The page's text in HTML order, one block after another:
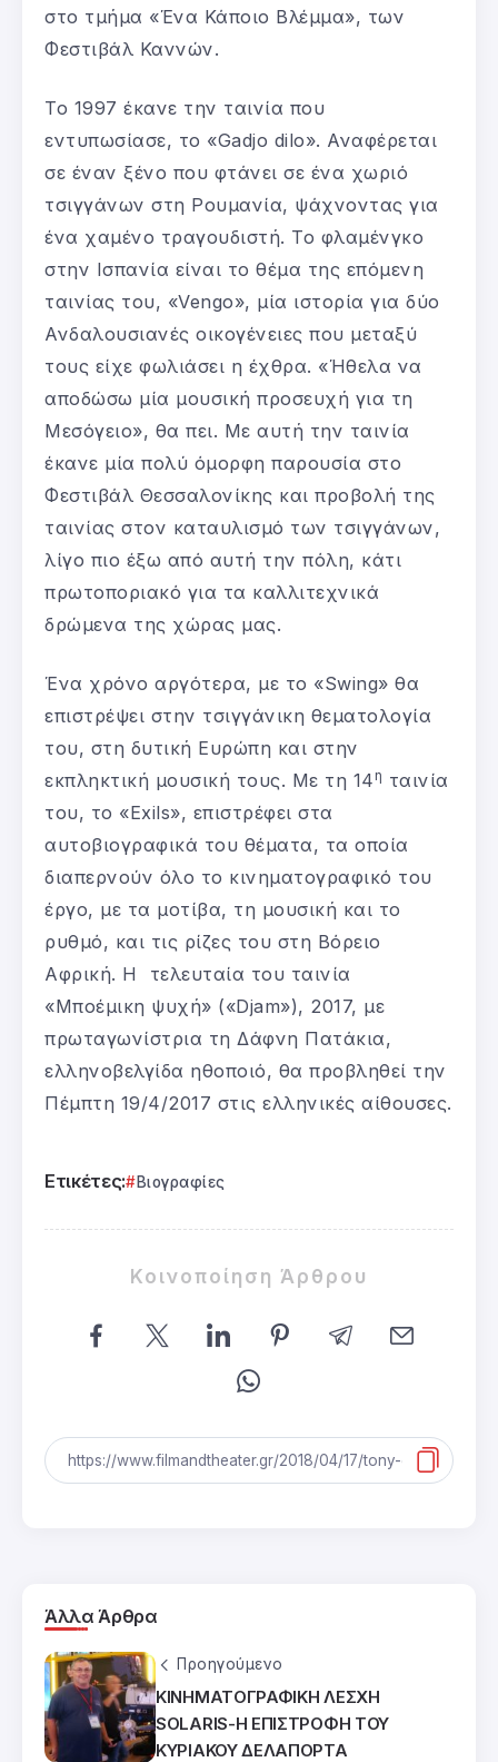
στο τμήμα «Ένα Κάποιο Βλέμμα», των
Φεστιβάλ Καννών.
Το 1997 έκανε την ταινία που
εντυπωσίασε, το «Gadjo dilo». Αναφέρεται
σε έναν ξένο που φτάνει σε ένα χωριό
τσιγγάνων στη Ρουμανία, ψάχνοντας για
ένα χαμένο τραγουδιστή. Το φλαμένγκο
στην Ισπανία είναι το θέμα της επόμενη
ταινίας του, «Vengo», μία ιστορία για δύο
Ανδαλουσιανές οικογένειες που μεταξύ
τους είχε φωλιάσει η έχθρα. «Ήθελα να
αποδώσω μία μουσική προσευχή για τη
Μεσόγειο», θα πει. Με αυτή την ταινία
έκανε μία πολύ όμορφη παρουσία στο
Φεστιβάλ Θεσσαλονίκης και προβολή της
ταινίας στον καταυλισμό των τσιγγάνων,
λίγο πιο έξω από αυτή την πόλη, κάτι
πρωτοποριακό για τα καλλιτεχνικά
δρώμενα της χώρας μας.
Ένα χρόνο αργότερα, με το «Swing» θα
επιστρέψει στην τσιγγάνικη θεματολογία
του, στη δυτική Ευρώπη και στην
εκπληκτική μουσική τους. Με τη 14 η ταινία
του, το «Exils», επιστρέφει στα
αυτοβιογραφικά του θέματα, τα οποία
διαπερνούν όλο το κινηματογραφικό του
έργο, με τα μοτίβα, τη μουσική και το
ρυθμό, και τις ρίζες του στη Βόρειο
Αφρική. Η τελευταία του ταινία
«Μποέμικη ψυχή» («Djam»), 2017, με
πρωταγωνίστρια τη Δάφνη Πατάκια,
ελληνοβελγίδα ηθοποιό, θα προβληθεί την
Πέμπτη 19/4/2017 στις ελληνικές αίθουσες.
Ετικέτες: Βιογραφίες
Κοινοποίηση Άρθρου
Άλλα Άρθρα
Προηγούμενο
ΚΙΝΗΜΑΤΟΓΡΑΦΙΚΗ ΛΕΣΧΗ
SOLARIS-Η ΕΠΙΣΤΡΟΦΗ ΤΟΥ
ΚΥΡΙΑΚΟΥ ΔΕΛΑΠΟΡΤΑ